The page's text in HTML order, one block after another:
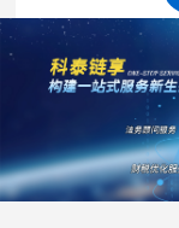
广东省高新